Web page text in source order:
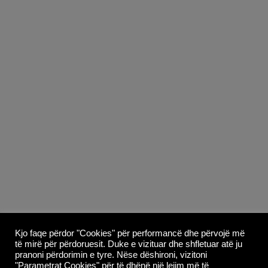
Copyright © 2026Whoop Theme - Powered by
WordPress.
Kjo faqe përdor "Cookies" për performancë dhe përvojë më
të mirë për përdoruesit. Duke e vizituar dhe shfletuar atë ju
pranoni përdorimin e tyre. Nëse dëshironi, vizitoni
"Parametrat Cookies" për të dhënë një lejim më të